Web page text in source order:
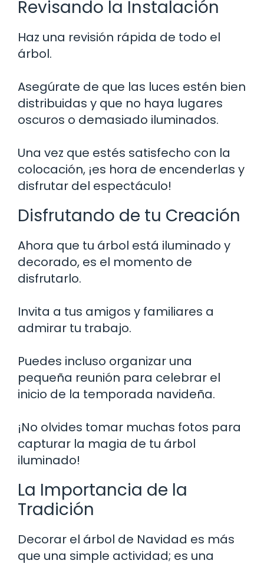
Revisando la Instalación
Haz una revisión rápida de todo el
árbol.
Asegúrate de que las luces estén bien
distribuidas y que no haya lugares
oscuros o demasiado iluminados.
Una vez que estés satisfecho con la
colocación, ¡es hora de encenderlas y
disfrutar del espectáculo!
Disfrutando de tu Creación
Ahora que tu árbol está iluminado y
decorado, es el momento de
disfrutarlo.
Invita a tus amigos y familiares a
admirar tu trabajo.
Puedes incluso organizar una
pequeña reunión para celebrar el
inicio de la temporada navideña.
¡No olvides tomar muchas fotos para
capturar la magia de tu árbol
iluminado!
La Importancia de la
Tradición
Decorar el árbol de Navidad es más
que una simple actividad; es una